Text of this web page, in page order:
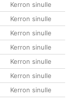
Kerron sinulle
Kerron sinulle
Kerron sinulle
Kerron sinulle
Kerron sinulle
Kerron sinulle
Kerron sinulle